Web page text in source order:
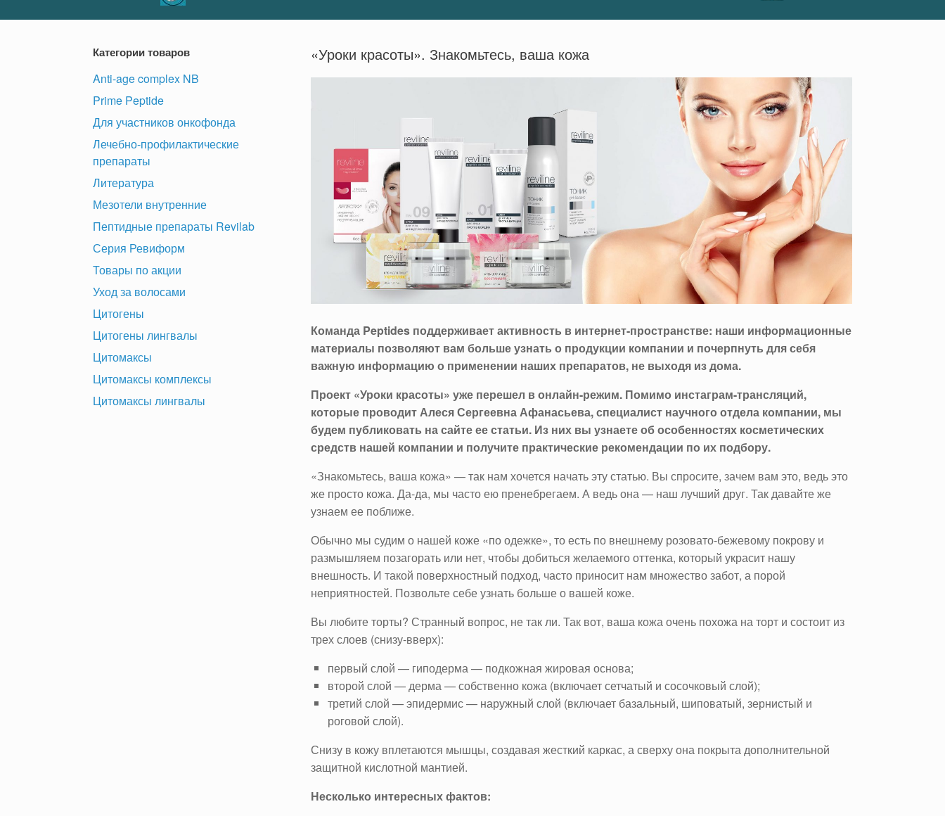
«Уроки красоты». Знакомьтесь, ваша кожа
Команда Peptides поддерживает активность в интернет-пространстве: наши информационные
материалы позволяют вам больше узнать о продукции компании и почерпнуть для себя
важную информацию о применении наших препаратов, не выходя из дома.
Проект «Уроки красоты» уже перешел в онлайн-режим. Помимо инстаграм-трансляций,
которые проводит Алеся Сергеевна Афанасьева, специалист научного отдела компании, мы
будем публиковать на сайте ее статьи. Из них вы узнаете об особенностях косметических
средств нашей компании и получите практические рекомендации по их подбору.
«Знакомьтесь, ваша кожа» — так нам хочется начать эту статью. Вы спросите, зачем вам это, ведь это
же просто кожа. Да-да, мы часто ею пренебрегаем. А ведь она — наш лучший друг. Так давайте же
узнаем ее поближе.
Обычно мы судим о нашей коже «по одежке», то есть по внешнему розовато-бежевому покрову и
размышляем позагорать или нет, чтобы добиться желаемого оттенка, который украсит нашу
внешность. И такой поверхностный подход, часто приносит нам множество забот, а порой
неприятностей. Позвольте себе узнать больше о вашей коже.
Вы любите торты? Странный вопрос, не так ли. Так вот, ваша кожа очень похожа на торт и состоит из
трех слоев (снизу-вверх):
первый слой — гиподерма — подкожная жировая основа;
второй слой — дерма — собственно кожа (включает сетчатый и сосочковый слой);
третий слой — эпидермис — наружный слой (включает базальный, шиповатый, зернистый и
роговой слой).
Снизу в кожу вплетаются мышцы, создавая жесткий каркас, а сверху она покрыта дополнительной
защитной кислотной мантией.
Несколько интересных фактов:
Категории товаров
Anti-age complex NB
Prime Peptide
Для участников онкофонда
Лечебно-профилактические
препараты
Литература
Мезотели внутренние
Пептидные препараты Revilab
Серия Ревиформ
Товары по акции
Уход за волосами
Цитогены
Цитогены лингвалы
Цитомаксы
Цитомаксы комплексы
Цитомаксы лингвалы